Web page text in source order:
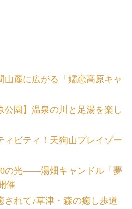
山麓に広がる「嬬恋高原キャ
公園】温泉の川と足湯を楽し
ィビティ！天狗山プレイゾー
の光――湯畑キャンドル「夢
催
されて♪草津・森の癒し歩道